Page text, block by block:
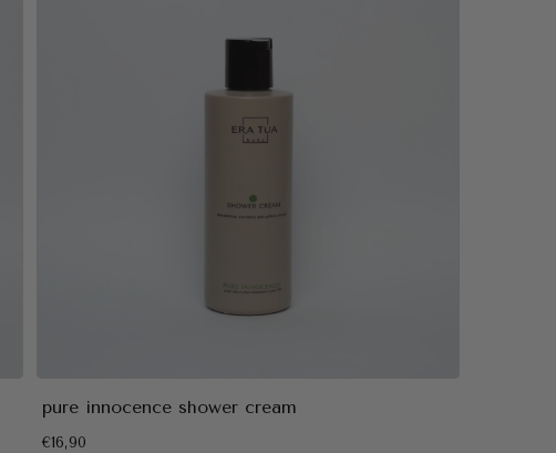
pure innocence shower cream
€16,90